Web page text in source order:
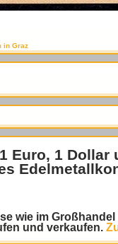
in Graz
Euro, 1 Dollar
wie im
und verkaufen.